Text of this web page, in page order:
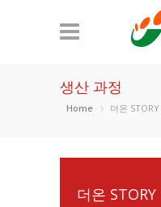
생산 과정
Home 더온 STORY
더온 STORY